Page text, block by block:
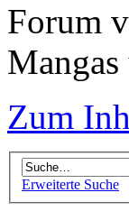
Forum
Zum
Erweiterte Suche